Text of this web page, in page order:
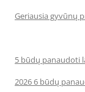
Geriausia gyvūnų
5 būdų panaudoti
2026 6 būdų